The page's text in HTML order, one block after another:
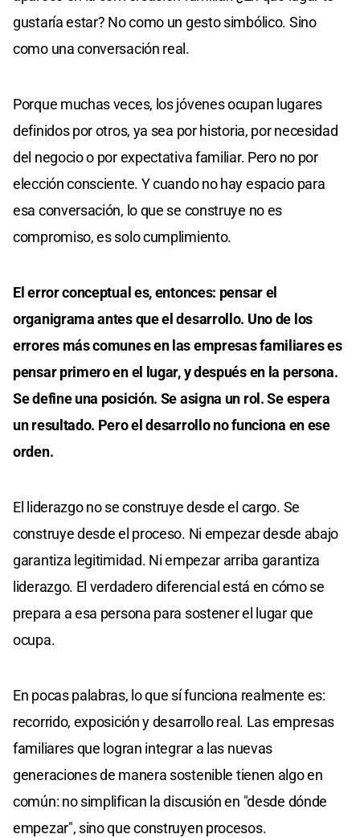
gustaría estar? No como un gesto simbólico. Sino
como una conversación real.
Porque muchas veces, los jóvenes ocupan lugares
definidos por otros, ya sea por historia, por necesidad
del negocio o por expectativa familiar. Pero no por
elección consciente. Y cuando no hay espacio para
esa conversación, lo que se construye no es
compromiso, es solo cumplimiento.
El error conceptual es, entonces: pensar el
organigrama antes que el desarrollo. Uno de los
errores más comunes en las empresas familiares es
pensar primero en el lugar, y después en la persona.
Se define una posición. Se asigna un rol. Se espera
un resultado. Pero el desarrollo no funciona en ese
orden.
El liderazgo no se construye desde el cargo. Se
construye desde el proceso. Ni empezar desde abajo
garantiza legitimidad. Ni empezar arriba garantiza
liderazgo. El verdadero diferencial está en cómo se
prepara a esa persona para sostener el lugar que
ocupa.
En pocas palabras, lo que sí funciona realmente es:
recorrido, exposición y desarrollo real. Las empresas
familiares que logran integrar a las nuevas
generaciones de manera sostenible tienen algo en
común: no simplifican la discusión en "desde dónde
empezar", sino que construyen procesos.